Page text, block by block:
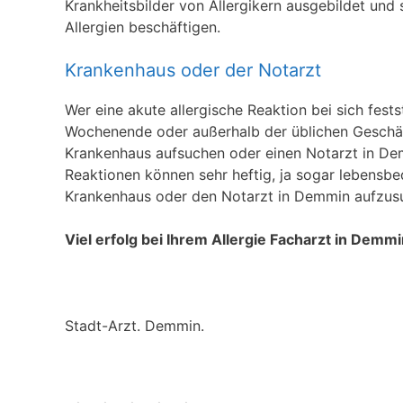
Krankheitsbilder von Allergikern ausgebildet
Allergien beschäftigen.
Krankenhaus oder der Notarzt
Wer eine akute allergische Reaktion bei sich
Wochenende oder außerhalb der üblichen
Krankenhaus aufsuchen oder einen Notarzt in
Reaktionen können sehr heftig, ja sogar
Krankenhaus oder den Notarzt in Demmin
Viel erfolg bei Ihrem Allergie Facharzt in
Stadt-Arzt. Demmin.